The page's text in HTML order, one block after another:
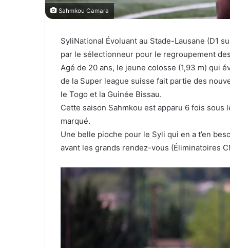
Sahmkou Camara
SyliNational Évoluant au Stade-Lausane (D1
par le sélectionneur pour le regroupement
Agé de 20 ans, le jeune colosse (1,93 m) qui
de la Super league suisse fait partie des
le Togo et la Guinée Bissau.
Cette saison Sahmkou est apparu 6 fois sous
marqué.
Une belle pioche pour le Syli qui en a t’en
avant les grands rendez-vous (Éliminatoires